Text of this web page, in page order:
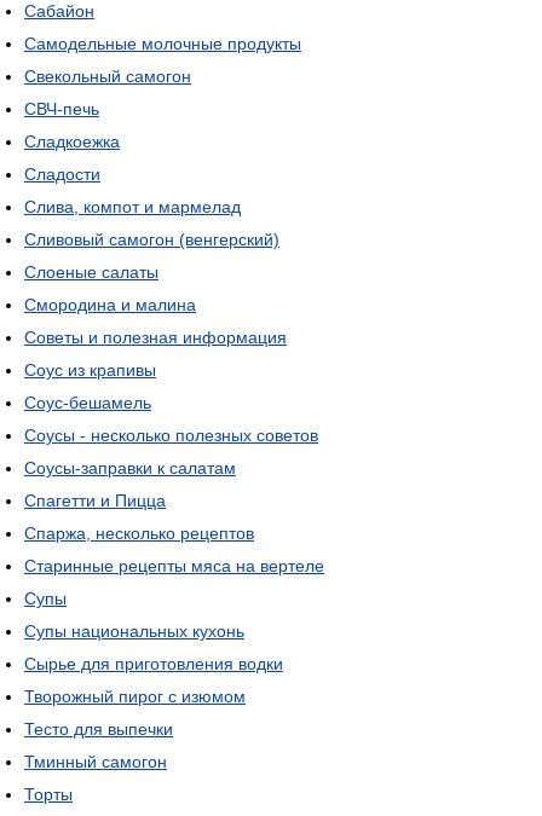
Сабайон
Самодельные молочные продукты
Свекольный самогон
СВЧ-печь
Сладкоежка
Сладости
Слива, компот и мармелад
Сливовый самогон (венгерский)
Слоеные салаты
Смородина и малина
Советы и полезная информация
Соус из крапивы
Соус-бешамель
Соусы - несколько полезных советов
Соусы-заправки к салатам
Спагетти и Пицца
Спаржа, несколько рецептов
Старинные рецепты мяса на вертеле
Супы
Супы национальных кухонь
Сырье для приготовления водки
Творожный пирог с изюмом
Тесто для выпечки
Тминный самогон
Торты